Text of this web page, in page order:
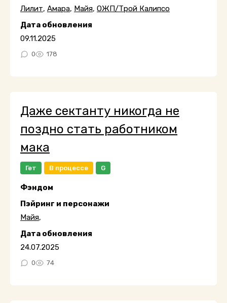
Лилит, Амара, Майя, ОЖП/Трой Калипсо
Дата обновления
09.11.2025
0 178
Даже сектанту никогда не
поздно стать работником
мака
Гет В процессе G
Фэндом
Пэйринг и персонажи
Майя,
Дата обновления
24.07.2025
0 74